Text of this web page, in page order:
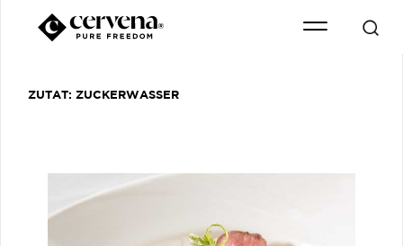
ZUTAT: ZUCKERWASSER